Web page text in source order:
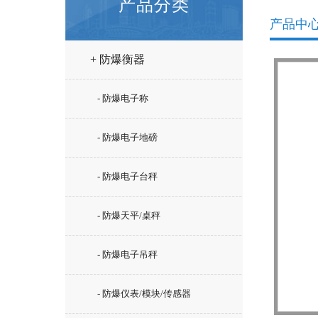
产品分类
+ 防爆衡器
- 防爆电子称
- 防爆电子地磅
- 防爆电子台秤
- 防爆天平/桌秤
- 防爆电子吊秤
- 防爆仪表/模块/传感器
产品中